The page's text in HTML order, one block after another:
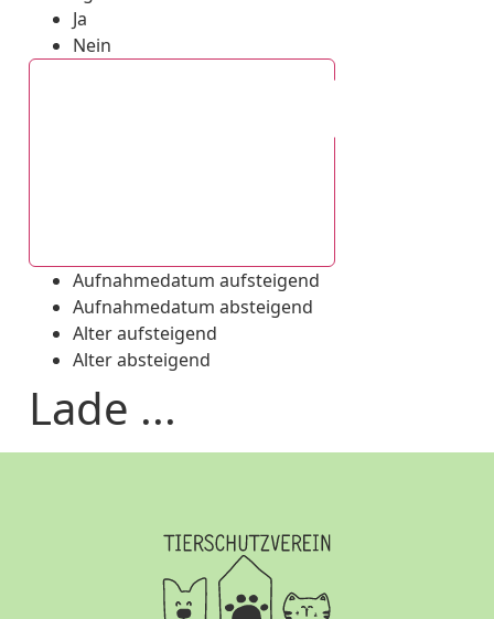
Ja
Nein
Aufnahmedatum aufsteigend
Aufnahmedatum absteigend
Alter aufsteigend
Alter absteigend
Lade ...